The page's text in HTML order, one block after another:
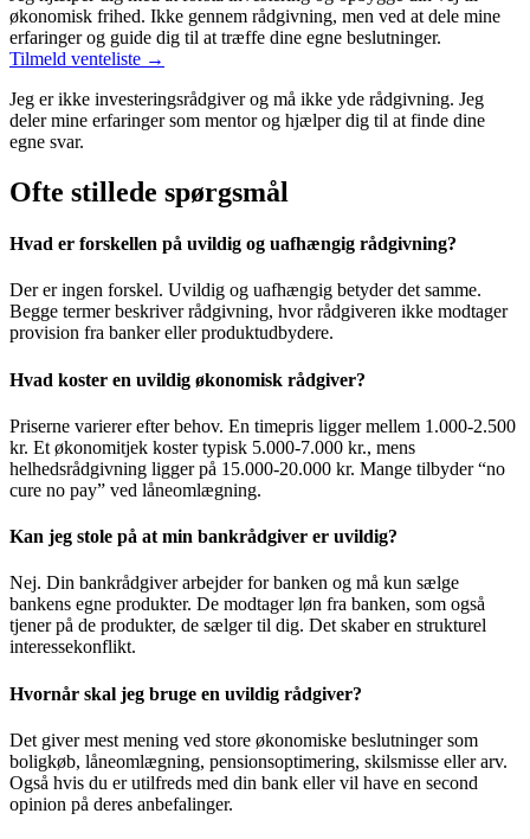
økonomisk frihed. Ikke gennem rådgivning, men ved at dele mine
erfaringer og guide dig til at træffe dine egne beslutninger.
Tilmeld venteliste →
Jeg er ikke investeringsrådgiver og må ikke yde rådgivning. Jeg
deler mine erfaringer som mentor og hjælper dig til at finde dine
egne svar.
Ofte stillede spørgsmål
Hvad er forskellen på uvildig og uafhængig rådgivning?
Der er ingen forskel. Uvildig og uafhængig betyder det samme.
Begge termer beskriver rådgivning, hvor rådgiveren ikke modtager
provision fra banker eller produktudbydere.
Hvad koster en uvildig økonomisk rådgiver?
Priserne varierer efter behov. En timepris ligger mellem 1.000-2.500
kr. Et økonomitjek koster typisk 5.000-7.000 kr., mens
helhedsrådgivning ligger på 15.000-20.000 kr. Mange tilbyder “no
cure no pay” ved låneomlægning.
Kan jeg stole på at min bankrådgiver er uvildig?
Nej. Din bankrådgiver arbejder for banken og må kun sælge
bankens egne produkter. De modtager løn fra banken, som også
tjener på de produkter, de sælger til dig. Det skaber en strukturel
interessekonflikt.
Hvornår skal jeg bruge en uvildig rådgiver?
Det giver mest mening ved store økonomiske beslutninger som
boligkøb, låneomlægning, pensionsoptimering, skilsmisse eller arv.
Også hvis du er utilfreds med din bank eller vil have en second
opinion på deres anbefalinger.